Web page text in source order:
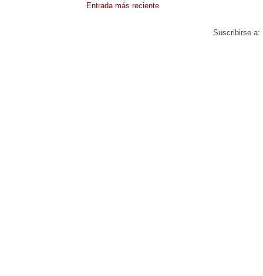
Entrada más reciente
Suscribirse a: